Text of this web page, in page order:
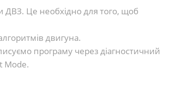
ДВЗ. Це необхідно для того, щоб
двигуна.
програму через діагностичний
Mode.